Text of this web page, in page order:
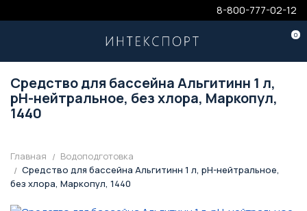
8-800-777-02-12
0
Средство для бассейна Альгитинн 1 л,
pH-нейтральное, без хлора, Маркопул,
1440
Главная
Водоподготовка
Средство для бассейна Альгитинн 1 л, pH-нейтральное,
без хлора, Маркопул, 1440